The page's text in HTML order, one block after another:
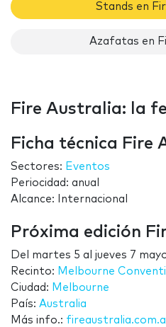
Stands en
Azafatas en
Fire Australia: la
Ficha técnica Fire
Sectores: Eventos
Periocidad: anual
Alcance: Internacional
Próxima edición
Del martes 5 al jueves 7
Recinto: Melbourne
Ciudad: Melbourne
País: Australia
Más info.: